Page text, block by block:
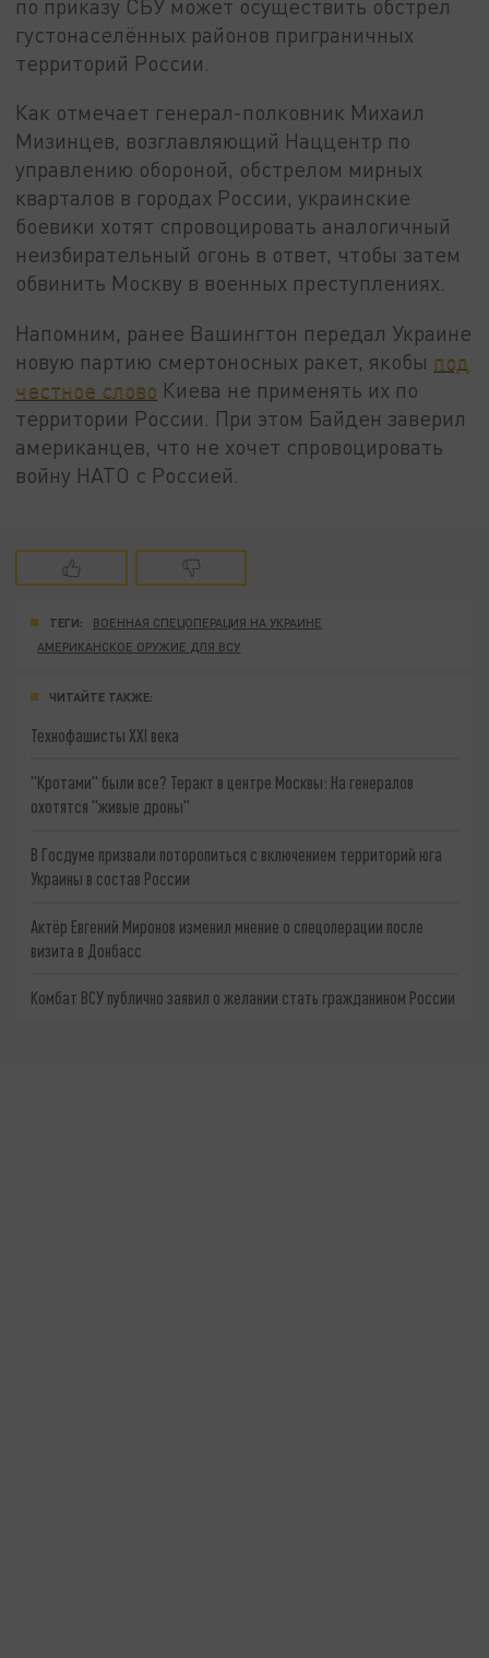
по приказу СБУ может осуществить обстрел
густонаселённых районов приграничных
территорий России.
Как отмечает генерал-полковник Михаил
Мизинцев, возглавляющий Наццентр по
управлению обороной, обстрелом мирных
кварталов в городах России, украинские
боевики хотят спровоцировать аналогичный
неизбирательный огонь в ответ, чтобы затем
обвинить Москву в военных преступлениях.
Напомним, ранее Вашингтон передал Украине
новую партию смертоносных ракет, якобы под
честное слово Киева не применять их по
территории России. При этом Байден заверил
американцев, что не хочет спровоцировать
войну НАТО с Россией.
ТЕГИ:
ВОЕННАЯ СПЕЦОПЕРАЦИЯ НА УКРАИНЕ
АМЕРИКАНСКОЕ ОРУЖИЕ ДЛЯ ВСУ
ЧИТАЙТЕ ТАКЖЕ:
Технофашисты XXI века
"Кротами" были все? Теракт в центре Москвы: На генералов
охотятся "живые дроны"
В Госдуме призвали поторопиться с включением территорий юга
Украины в состав России
Актёр Евгений Миронов изменил мнение о спецоперации после
визита в Донбасс
Комбат ВСУ публично заявил о желании стать гражданином России